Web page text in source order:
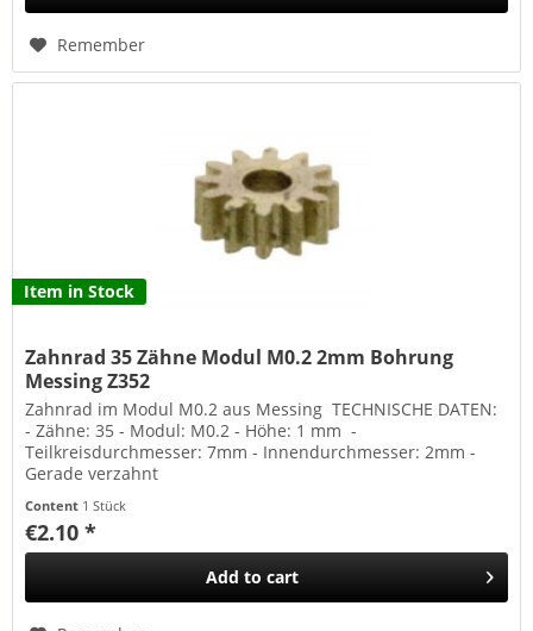
Remember
Item in Stock
Zahnrad 35 Zähne Modul M0.2 2mm Bohrung
Messing Z352
Zahnrad im Modul M0.2 aus Messing TECHNISCHE DATEN:
- Zähne: 35 - Modul: M0.2 - Höhe: 1 mm -
Teilkreisdurchmesser: 7mm - Innendurchmesser: 2mm -
Gerade verzahnt
Content 1 Stück
€2.10 *
Add to cart